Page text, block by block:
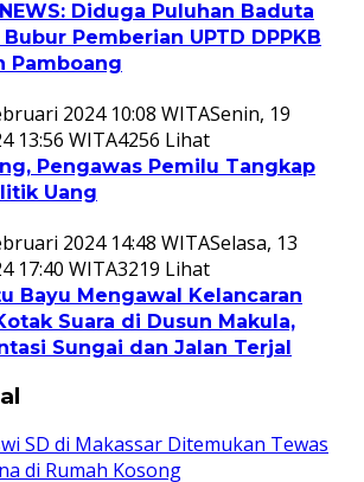
NEWS: Diduga Puluhan Baduta
Pemberian UPTD DPPKB
Pamboang
2024 10:08 WITASenin, 19
13:56 WITA4256 Lihat
Pengawas Pemilu Tangkap
Uang
2024 14:48 WITASelasa, 13
17:40 WITA3219 Lihat
Bayu Mengawal Kelancaran
Suara di Dusun Makula,
Sungai dan Jalan Terjal